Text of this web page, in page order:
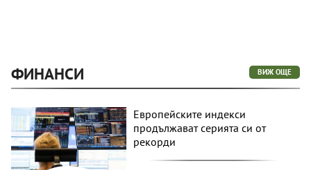
ФИНАНСИ ВИЖ ОЩЕ
Европейските индекси
продължават серията си от
рекорди